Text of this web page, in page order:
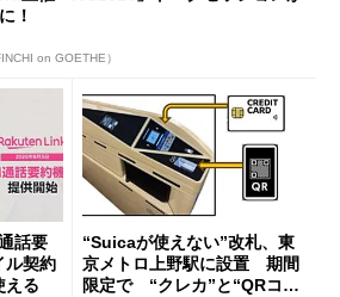
！
on GOETHE）
話要
ル契約
える
“Suicaが使えない”改札、東
京メトロ上野駅に設置 期間
限定で “クレカ”と“QRコー